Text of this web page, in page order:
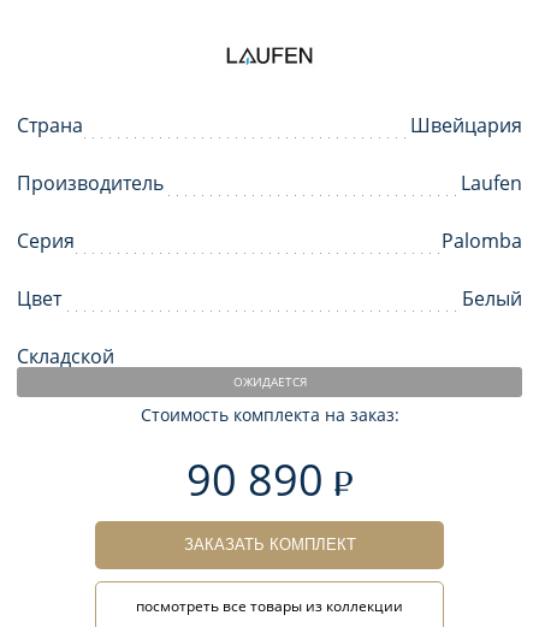
Страна Швейцария
Производитель Laufen
Серия Palomba
Цвет Белый
Складской
ОЖИДАЕТСЯ
Стоимость комплекта на заказ:
90 890
ЗАКАЗАТЬ КОМПЛЕКТ
посмотреть все товары из коллекции